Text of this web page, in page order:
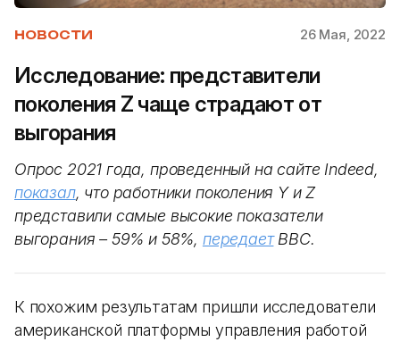
НОВОСТИ 26 Мая, 2022
Исследование: представители
поколения Z чаще страдают от
выгорания
Опрос 2021 года, проведенный на сайте Indeed,
показал, что работники поколения Y и Z
представили самые высокие показатели
выгорания – 59% и 58%, передаетBBC.
К похожим результатам пришли исследователи
американской платформы управления работой